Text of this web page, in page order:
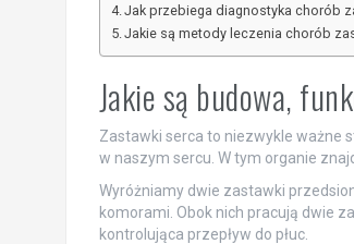
Jak przebiega diagnostyka chorób
Jakie są metody leczenia chorób
Jakie są budowa,
Zastawki serca to niezwykle ważne
w naszym sercu. W tym organie
Wyróżniamy dwie zastawki
komorami. Obok nich pracują dwie
kontrolująca przepływ do płuc.